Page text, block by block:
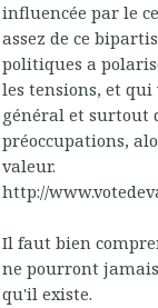
influencée par le
assez de ce
politiques a
les tensions, et
général et surtout
préoccupations,
valeur.
http://
Il faut bien
ne pourront
qu'il existe.